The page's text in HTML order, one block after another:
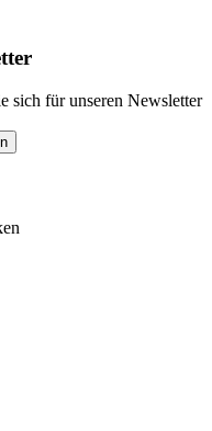
sich für unseren Newsletter